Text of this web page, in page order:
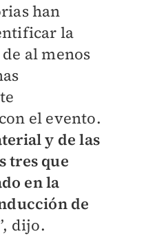
han
la
al menos
el evento.
y de las
tres que
en la
de
dijo.